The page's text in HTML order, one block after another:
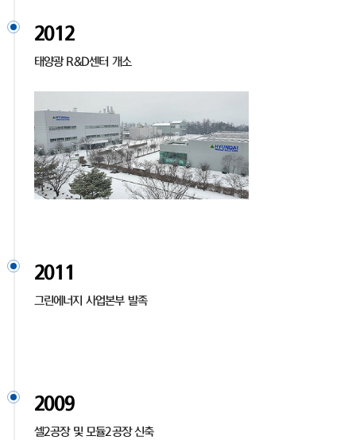
2012
태양광 R&D센터 개소
2011
그린에너지 사업본부 발족
2009
셀2공장 및 모듈2공장 신축